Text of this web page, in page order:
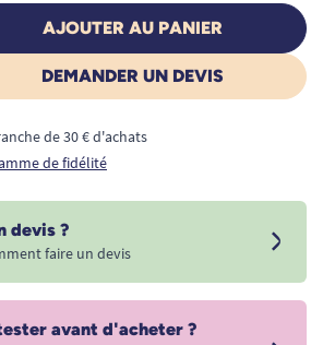
AJOUTER AU PANIER
DEMANDER UN DEVIS
de 30 € d'achats
de fidélité
devis ?
faire un devis
avant d'acheter ?